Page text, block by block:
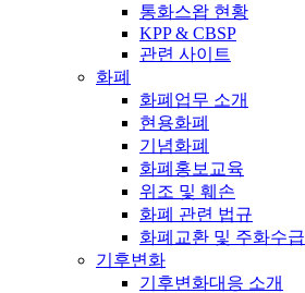
통화스왑 현황
KPP & CBSP
관련 사이트
화폐
화폐업무 소개
현용화폐
기념화폐
화폐홍보교육
위조 및 훼손
화폐 관련 법규
화폐교환 및 주화수급
기후변화
기후변화대응 소개